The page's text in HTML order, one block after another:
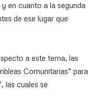
en cuanto a la segunda
de ese lugar que
a este tema, las
Comunitarias” para
las cuales se